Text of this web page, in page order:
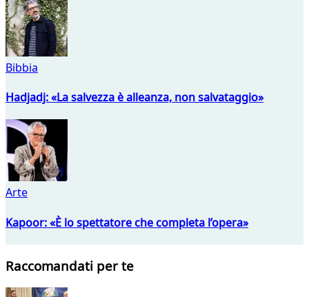
Bibbia
Hadjadj: «La salvezza è alleanza, non salvataggio»
Arte
Kapoor: «È lo spettatore che completa l’opera»
Raccomandati per te